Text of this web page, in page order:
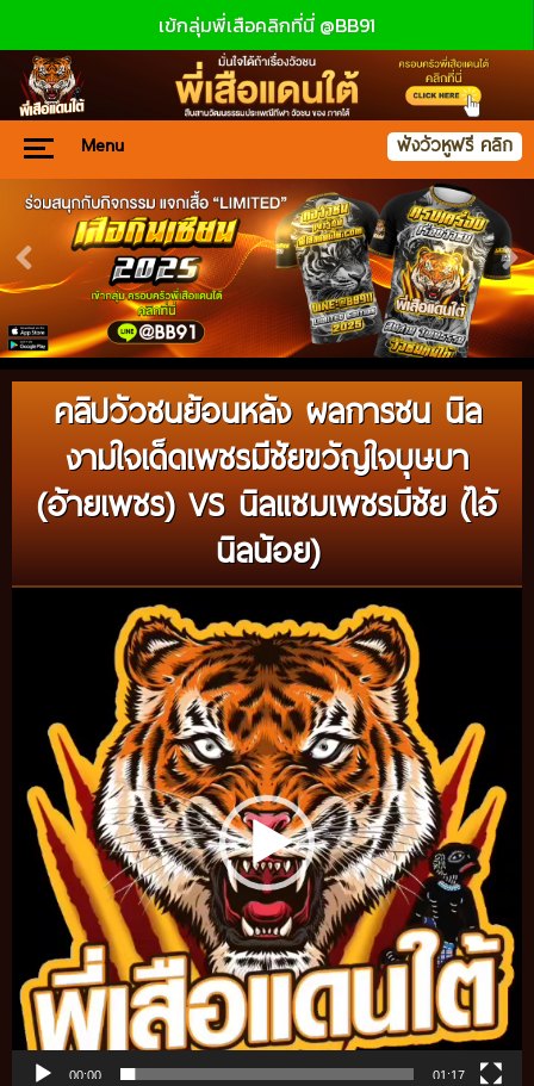
เข้กลุ่มพี่เสือคลิกที่นี่ @BB91
Menu ฟังวัวหูฟรี คลิก
คลิปวัวชนย้อนหลัง ผลการชน นิล
งามใจเด็ดเพชรมีชัยขวัญใจบุษบา
(อ้ายเพชร) VS นิลแซมเพชรมีชัย (ไอ้
นิลน้อย)
00:00 01:17